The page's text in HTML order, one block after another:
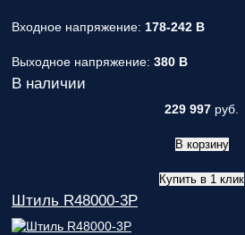
Входное напряжение: 178-242 В
Выходное напряжение: 380 В
В наличии
229 997 руб.
В корзину
Купить в 1 клик
Штиль R48000-3P